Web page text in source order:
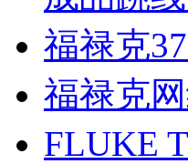
安捷伦工程师证
福禄克
福禄克
FLUKE